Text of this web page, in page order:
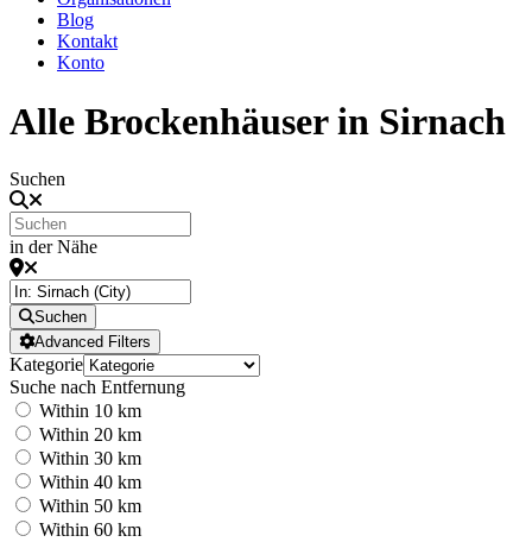
Blog
Kontakt
Konto
Alle Brockenhäuser in Sirnach
Suchen
in der Nähe
Suchen
Advanced Filters
Kategorie
Suche nach Entfernung
Within 10 km
Within 20 km
Within 30 km
Within 40 km
Within 50 km
Within 60 km